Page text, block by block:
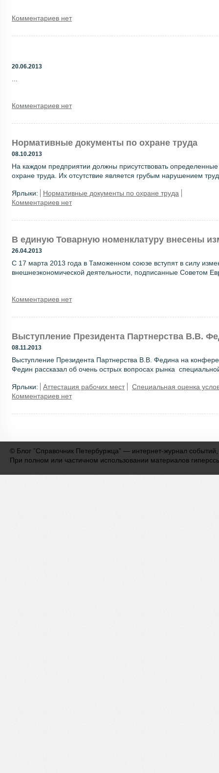
Комментариев нет
20.06.2013
Комментариев нет
Нормативные документы по охране труда
08.10.2013
На каждом предприятии должны присутствовать
охране труда. Их отсутствие является грубым нарушением
Ярлыки:
Нормативные документы по охране труда
Комментариев нет
В единую Товарную номенклатуру внесены
26.04.2013
С 17 марта 2013 года в Таможенном союзе вступят в силу
внешнеэкономической деятельности, подписанные Советом
Комментариев нет
Выступление Президента Партнерства В.В.
08.11.2013
Выступление Президента Партнерства В.В. Федина на
Федин рассказал об очень острых вопросах рынка
Ярлыки: Аттестация рабочих мест
Специальная оценка
Комментариев нет
© Блог ”Справочник Петербуржца” — интернет-журнал
При полном или частичном использовании материалов